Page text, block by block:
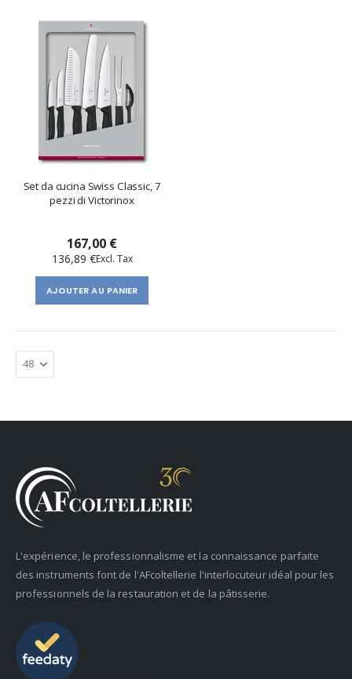
Set da cucina Swiss Classic, 7
pezzi di Victorinox
167,00 €
136,89 €
AJOUTER AU PANIER
L'expérience, le professionnalisme et la connaissance parfaite
des instruments font de l'AFcoltellerie l'interlocuteur idéal pour les
professionnels de la restauration et de la pâtisserie.